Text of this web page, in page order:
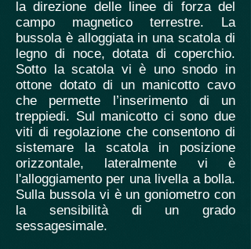
la direzione delle linee di forza del
campo magnetico terrestre. La
bussola è alloggiata in una scatola di
legno di noce, dotata di coperchio.
Sotto la scatola vi è uno snodo in
ottone dotato di un manicotto cavo
che permette l’inserimento di un
treppiedi. Sul manicotto ci sono due
viti di regolazione che consentono di
sistemare la scatola in posizione
orizzontale, lateralmente vi è
l'alloggiamento per una livella a bolla.
Sulla bussola vi è un goniometro con
la sensibilità di un grado
sessagesimale.